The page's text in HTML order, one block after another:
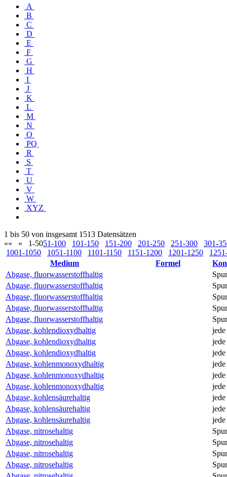
A
B
C
D
E
F
G
H
I
J
K
L
M
N
O
PQ
R
S
T
U
V
W
XYZ
1 bis 50 von insgesamt 1513 Datensätzen
««
« 1-5051-100 101-150 151-200 201-250 251-300
301-
1001-1050
1051-1100 1101-1150 1151-1200 1201-1250
Medium
Formel
Abgase, fluorwasserstoffhaltig
Abgase, fluorwasserstoffhaltig
Abgase, fluorwasserstoffhaltig
Abgase, fluorwasserstoffhaltig
Abgase, fluorwasserstoffhaltig
Abgase, kohlendioxydhaltig
jede
Abgase, kohlendioxydhaltig
jede
Abgase, kohlendioxydhaltig
jede
Abgase, kohlenmonoxydhaltig
jede
Abgase, kohlenmonoxydhaltig
jede
Abgase, kohlenmonoxydhaltig
jede
Abgase, kohlensäurehaltig
jede
Abgase, kohlensäurehaltig
jede
Abgase, kohlensäurehaltig
jede
Abgase, nitrosehaltig
Abgase, nitrosehaltig
Abgase, nitrosehaltig
Abgase, nitrosehaltig